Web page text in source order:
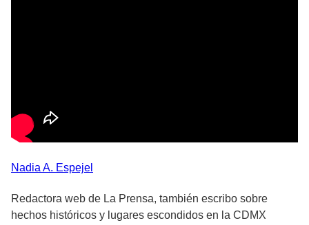
Nadia A. Espejel
Redactora web de La Prensa, también escribo sobre
hechos históricos y lugares escondidos en la CDMX